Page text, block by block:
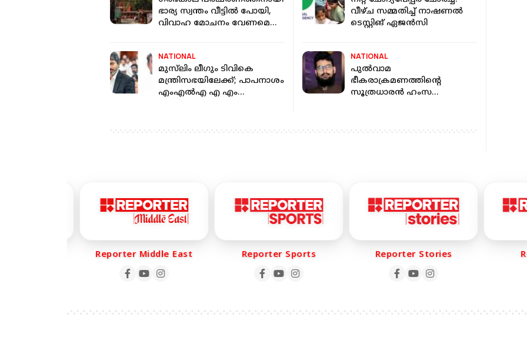
ഭാര്യ സ്വന്തം വീട്ടിൽ പോയി,
വിവാഹ മോചനം വേണമെന്ന്
വീഴ്‌ച സമ്മതിച്ച് നാഷണൽ
ടെസ്റ്റിങ് ഏജൻസി
NATIONAL
മുസ്‌ലിം ലീഗും ടിവികെ
മന്ത്രിസഭയിലേക്ക്; പാപനാശം
എംഎല്‍എ എ എം
NATIONAL
പുൽവാമ
ഭീകരാക്രമണത്തിന്റെ
സൂത്രധാരൻ ഹംസ
Reporter Middle East Reporter Sports Reporter Stories